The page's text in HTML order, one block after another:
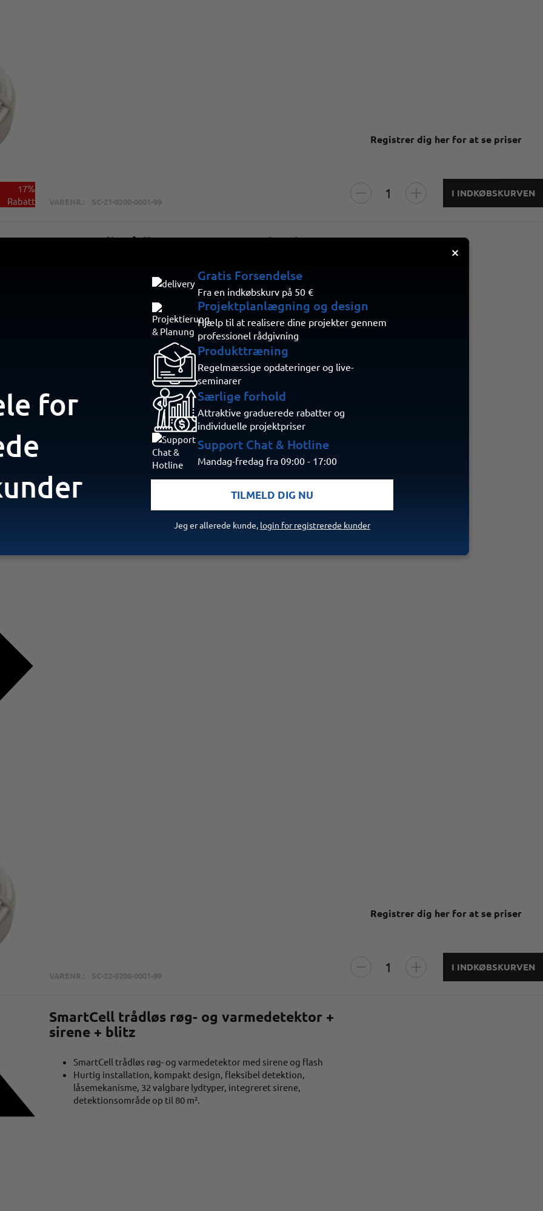
17%
Rabatt
VARENR.: SC-21-0200-0001-99
Registrer dig her for at se priser
I INDKØBSKURVEN
SmartCell trådløs røg- og varmedetektor +
Hurtig og nem installation
Kompakt, unikt design
Fleksibel røg- og/eller varmedetektion
Indbygget låsemekanisme
32 valgbare toner inklusive DIN-tone 33404
Integreret sirene med 89 dB
Detekteringsområde op til 80 m²
VARENR.: SC-22-0200-0001-99
Registrer dig her for at se priser
I INDKØBSKURVEN
SmartCell trådløs røg- og varmedetektor +
sirene + blitz
SmartCell trådløs røg- og varmedetektor med sirene og flash
Hurtig installation, kompakt design, fleksibel detektion,
låsemekanisme, 32 valgbare lydtyper, integreret sirene,
detektionsområde op til 80 m².
×
for
Gratis Forsendelse
Fra en indkøbskurv på 50 €
Projektplanlægning og design
Hjælp til at realisere dine projekter gennem
professionel rådgivning
Produkttræning
Regelmæssige opdateringer og live-
seminarer
Særlige forhold
Attraktive graduerede rabatter og
individuelle projektpriser
Support Chat & Hotline
Mandag-fredag fra 09:00 - 17:00
TILMELD DIG NU
Jeg er allerede kunde, login for registrerede kunder